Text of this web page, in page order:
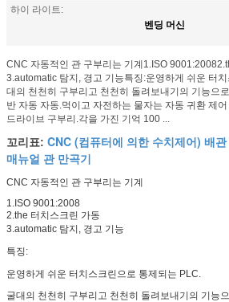
하이 라이트:
벤딩 머신
CNC 자동적인 관 구부리는 기계1.ISO
3.automatic 탐지, 경고 기능특징:운영하게 쉬운 터
대의 천천히 구부리고 천천히 돌려보내기의 기능으
반 자동 자동.먹이고 자전하는 물자는 자동 귀환 제
드라이브 구부리.각을 가진 기억 100 ...
꼬리표: CNC (컴퓨터에 의한 수치제어) 배관
매뉴얼 관 만곡기
CNC 자동적인 관 구부리는 기계
1.ISO 9001:2008
2.the 터치스크린 가동
3.automatic 탐지, 경고 기능
특징:
운영하게 쉬운 터치스크린으로 통제되는 PLC.
굴대의 천천히 구부리고 천천히 돌려보내기의 기능